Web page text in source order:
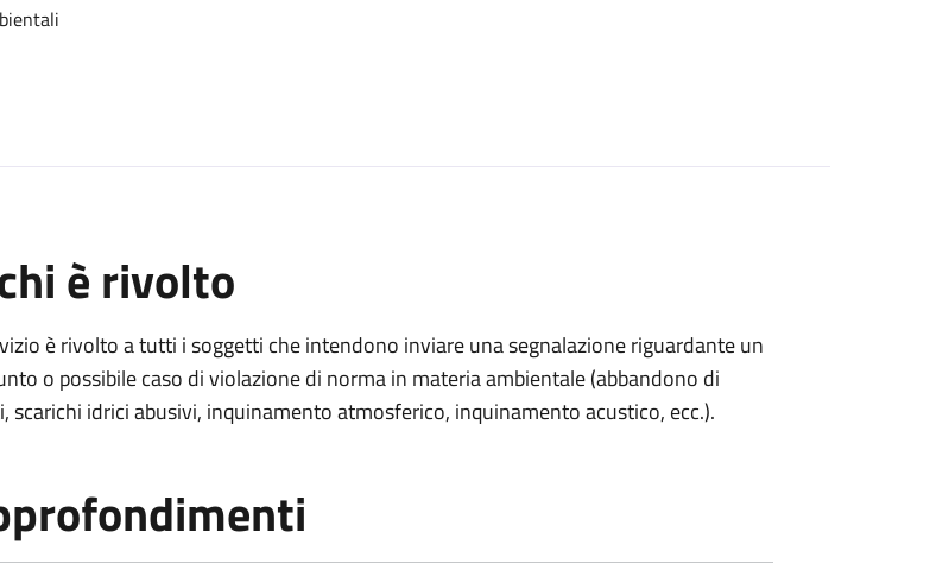
è rivolto
è rivolto a tutti i soggetti che intendono inviare una segnalazione riguardante un
o possibile caso di violazione di norma in materia ambientale (abbandono di
scarichi idrici abusivi, inquinamento atmosferico, inquinamento acustico, ecc.).